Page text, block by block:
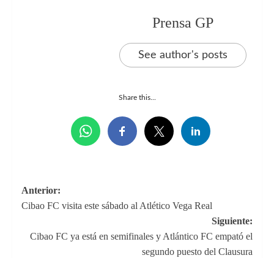
Prensa GP
See author's posts
Share this...
Navegación
de
entradas
Anterior:
Cibao FC visita este sábado al Atlético Vega Real
Siguiente:
Cibao FC ya está en semifinales y Atlántico FC empató el
segundo puesto del Clausura